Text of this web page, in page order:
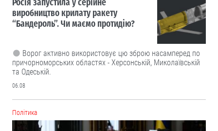
виробництво крилату ракету
“Бандероль”. Чи маємо протидію?
Ворог активно використовує цю зброю насамперед по
причорноморських областях - Херсонській, Миколаївській
та Одеській.
06.08
Політика